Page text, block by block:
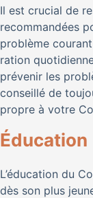
Il est crucial de
recommandées
problème
ration
prévenir les
conseillé de
propre à votre
Éducation
L’éducation du
dès son plus